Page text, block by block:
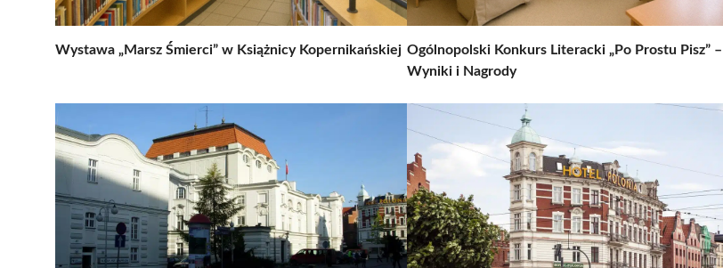
Wystawa „Marsz Śmierci” w Książnicy Kopernikańskiej Ogólnopolski Konkurs Literacki „Po Prostu Pisz” –
Wyniki i Nagrody